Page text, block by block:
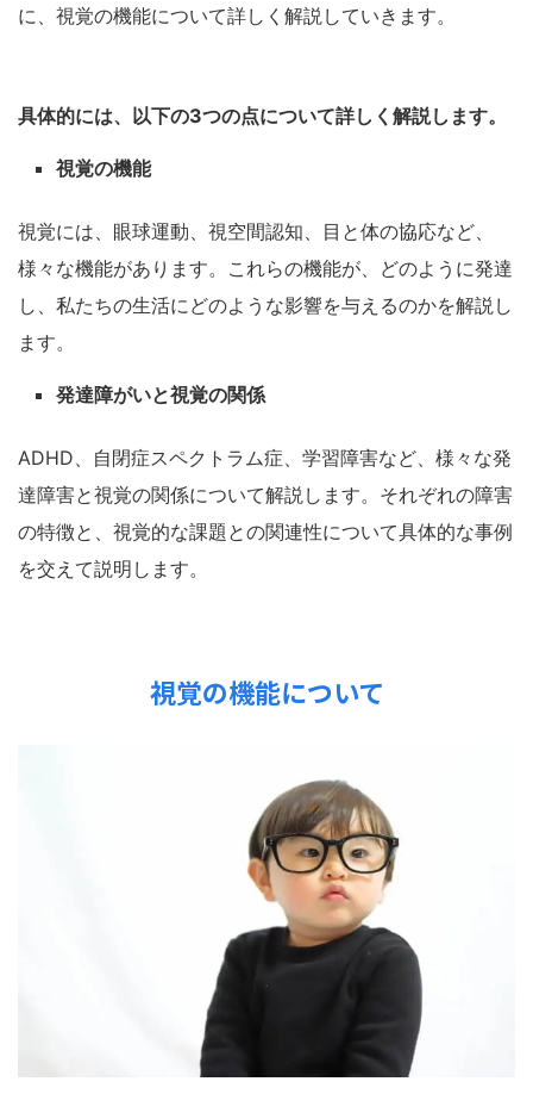
に、視覚の機能について詳しく解説していきます。
具体的には、以下の3つの点について詳しく解説します。
視覚の機能
視覚には、眼球運動、視空間認知、目と体の協応など、
様々な機能があります。これらの機能が、どのように発達
し、私たちの生活にどのような影響を与えるのかを解説し
ます。
発達障がいと視覚の関係
ADHD、自閉症スペクトラム症、学習障害など、様々な発
達障害と視覚の関係について解説します。それぞれの障害
の特徴と、視覚的な課題との関連性について具体的な事例
を交えて説明します。
視覚の機能について